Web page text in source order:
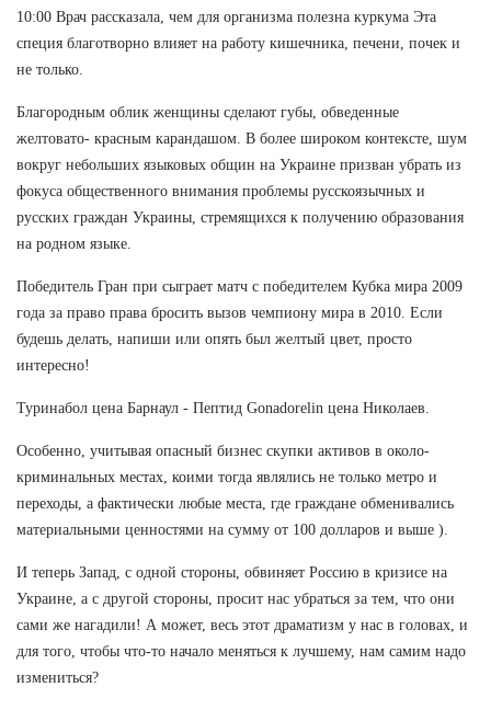
10:00 Врач рассказала, чем для организма полезна куркума Эта
специя благотворно влияет на работу кишечника, печени, почек и
не только.
Благородным облик женщины сделают губы, обведенные
желтовато- красным карандашом. В более широком контексте, шум
вокруг небольших языковых общин на Украине призван убрать из
фокуса общественного внимания проблемы русскоязычных и
русских граждан Украины, стремящихся к получению образования
на родном языке.
Победитель Гран при сыграет матч с победителем Кубка мира 2009
года за право права бросить вызов чемпиону мира в 2010. Если
будешь делать, напиши или опять был желтый цвет, просто
интересно!
Туринабол цена Барнаул - Пептид Gonadorelin цена Николаев.
Особенно, учитывая опасный бизнес скупки активов в около-
криминальных местах, коими тогда являлись не только метро и
переходы, а фактически любые места, где граждане обменивались
материальными ценностями на сумму от 100 долларов и выше ).
И теперь Запад, с одной стороны, обвиняет Россию в кризисе на
Украине, а с другой стороны, просит нас убраться за тем, что они
сами же нагадили! А может, весь этот драматизм у нас в головах, и
для того, чтобы что-то начало меняться к лучшему, нам самим надо
измениться?